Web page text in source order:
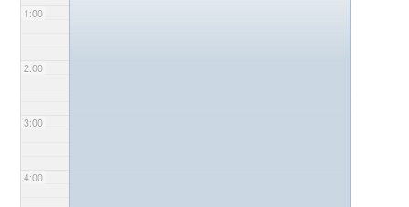
1:00
2:00
3:00
4:00